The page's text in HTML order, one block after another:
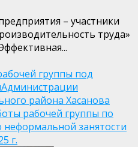
– участники
труда»
группы под
района Хасанова
рабочей группы по
занятости
г.